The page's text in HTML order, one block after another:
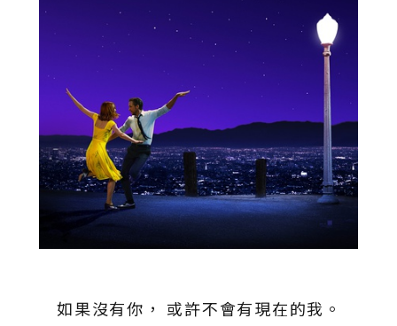
如果沒有你， 或許不會有現在的我。